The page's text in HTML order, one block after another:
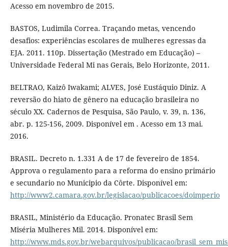
Acesso em novembro de 2015.
BASTOS, Ludimila Correa. Traçando metas, vencendo
desafios: experiências escolares de mulheres egressas da
EJA. 2011. 110p. Dissertação (Mestrado em Educação) –
Universidade Federal Mi nas Gerais, Belo Horizonte, 2011.
BELTRAO, Kaizô Iwakami; ALVES, José Eustáquio Diniz. A
reversão do hiato de gênero na educação brasileira no
século XX. Cadernos de Pesquisa, São Paulo, v. 39, n. 136,
abr. p. 125-156, 2009. Disponível em . Acesso em 13 mai.
2016.
BRASIL. Decreto n. 1.331 A de 17 de fevereiro de 1854.
Approva o regulamento para a reforma do ensino primário
e secundario no Municipio da Côrte. Disponível em:
http://www2.camara.gov.br/legislacao/publicacoes/doimperio
BRASIL, Ministério da Educação. Pronatec Brasil Sem
Miséria Mulheres Mil. 2014. Disponível em:
http://www.mds.gov.br/webarquivos/publicacao/